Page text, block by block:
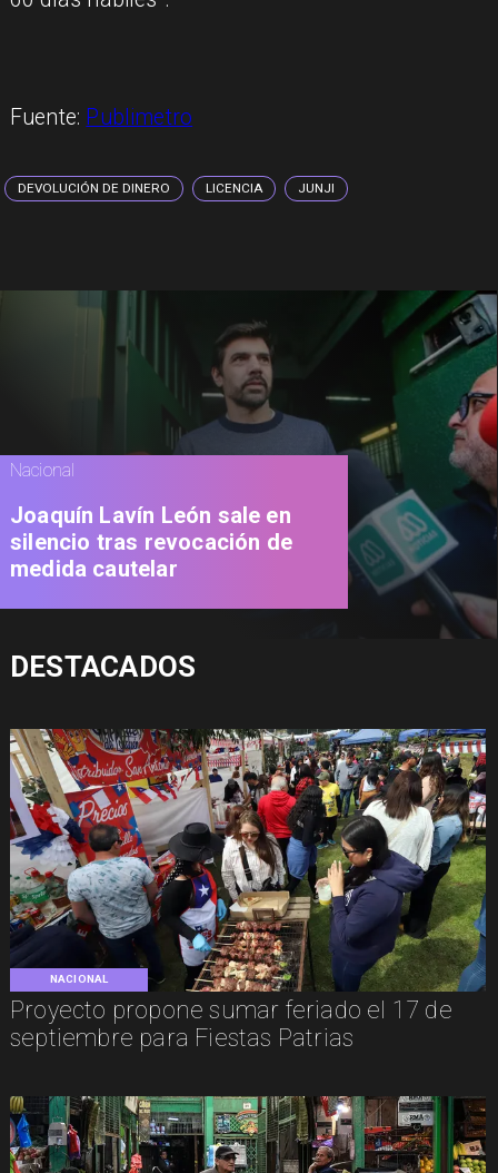
Fuente: Publimetro
DEVOLUCIÓN DE DINERO LICENCIA JUNJI
NACIONAL
Proyecto propone sumar feriado el 17 de
septiembre para Fiestas Patrias
Nacional
Joaquín Lavín León sale en
silencio tras revocación de
medida cautelar
DESTACADOS